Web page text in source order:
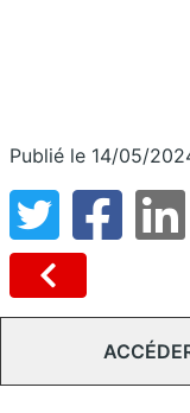
Publié le 14/05/